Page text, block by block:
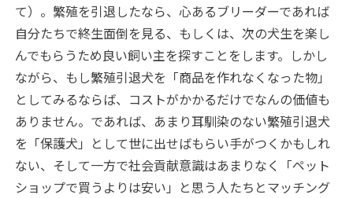
て）。繁殖を引退したなら、心あるブリーダーであれば
自分たちで終生面倒を見る、もしくは、次の犬生を楽し
んでもらうため良い飼い主を探すことをします。しかし
ながら、もし繁殖引退犬を「商品を作れなくなった物」
としてみるならば、コストがかかるだけでなんの価値も
ありません。であれば、あまり耳馴染のない繁殖引退犬
を「保護犬」として世に出せばもらい手がつくかもしれ
ない、そして一方で社会貢献意識はあまりなく「ペット
ショップで買うよりは安い」と思う人たちとマッチング